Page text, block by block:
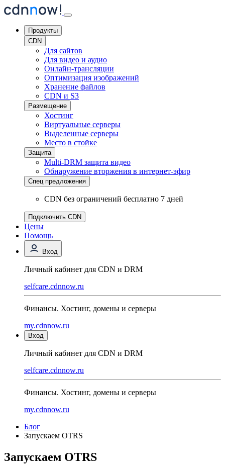
Продукты
CDN
Для сайтов
Для видео и аудио
Онлайн-трансляции
Оптимизация изображений
Хранение файлов
CDN и S3
Размещение
Хостинг
Виртуальные серверы
Выделенные серверы
Место в стойке
Защита
Multi-DRM защита видео
Обнаружение вторжения в интернет-эфир
Спец предложения
CDN без ограничений бесплатно 7 дней
Подключить CDN
Цены
Помощь
Вход
Личный кабинет для CDN и DRM
selfcare.cdnnow.ru
Финансы. Хостинг, домены и серверы
my.cdnnow.ru
Вход
Личный кабинет для CDN и DRM
selfcare.cdnnow.ru
Финансы. Хостинг, домены и серверы
my.cdnnow.ru
Блог
Запускаем OTRS
Запускаем OTRS